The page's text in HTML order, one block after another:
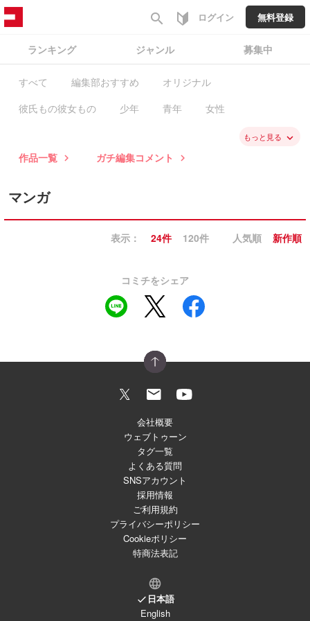
search ログイン 無料登録
ランキング ジャンル 募集中
すべて 編集部おすすめ
オリジナル
彼氏もの彼女もの
少年 青年
女性
スポーツ
歴史
学園 職業・ビジネス
異世界 BL
GL・百合
もっと見る keyboard_arrow_down
作品一覧 keyboard_arrow_right ガチ編集コメント keyboard_arrow_right
マンガ
表示： 24件 120件 人気順 新作順
コミチをシェア
会社概要
ウェブトゥーン
タグ一覧
よくある質問
SNSアカウント
採用情報
ご利用規約
プライバシーポリシー
Cookieポリシー
特商法表記
日本語
English